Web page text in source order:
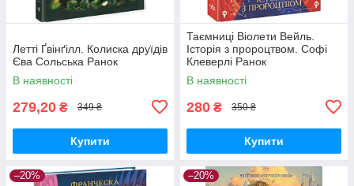
Летті Ґвінґілл. Колиска друїдів
Єва Сольська Ранок
В наявності
279,20 ₴ 349 ₴
Купити
Таємниці Віолети Вейль.
Історія з пророцтвом. Софі
Клеверлі Ранок
В наявності
280 ₴ 350 ₴
Купити
–20% –20%